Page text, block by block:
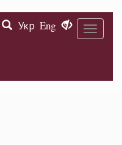
Toggle
Укр Eng